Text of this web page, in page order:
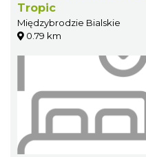
Tropic
Międzybrodzie Bialskie
0.79 km